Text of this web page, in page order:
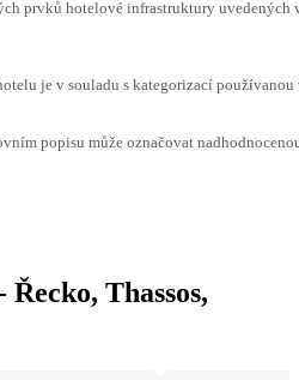
prvků hotelové infrastruktury uvedených
je v souladu s kategorizací
popisu může označovat
Thassos,